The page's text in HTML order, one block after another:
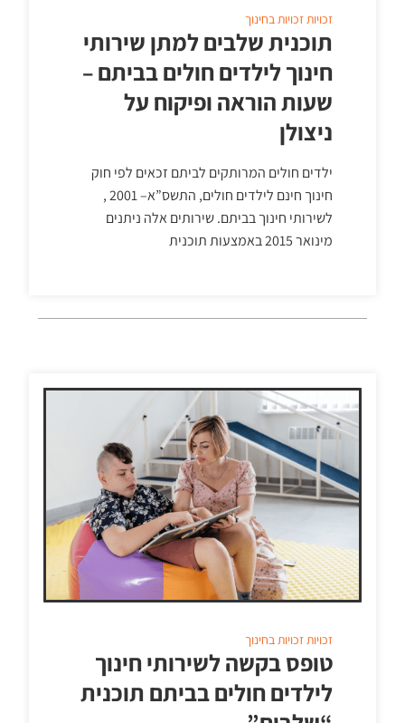
זכויותזכויות בחינוך
תוכנית שלבים למתן שירותי
חינוך לילדים חולים בביתם –
שעות הוראה ופיקוח על
ניצולן
ילדים חולים המרותקים לביתם זכאים לפי חוק
חינוך חינם לילדים חולים, התשס”א– 2001 ,
לשירותי חינוך בביתם. שירותים אלה ניתנים
מינואר 2015 באמצעות תוכנית
זכויותזכויות בחינוך
טופס בקשה לשירותי חינוך
לילדים חולים בביתם תוכנית